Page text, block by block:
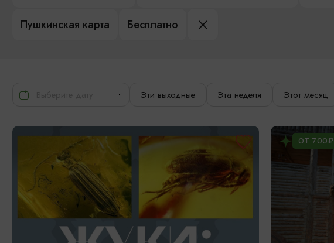
Пушкинская карта Бесплатно
Эти выходные Эта неделя Этот месяц
ОТ 700₽